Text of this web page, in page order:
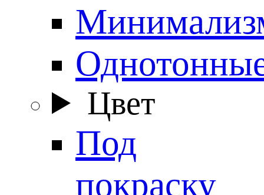
Цвет
Под
покраску